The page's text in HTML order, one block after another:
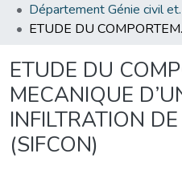
ETUDE DU
ETUDE DU
MECANIQUE
INFILTRATION
(SIFCON)